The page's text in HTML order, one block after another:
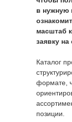
в нужную
масштаб
заявку на
Каталог
формате,
позиции.